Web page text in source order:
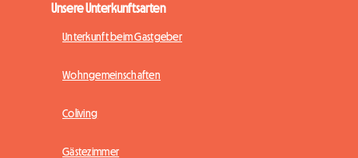
Unsere Unterkunftsarten
Unterkunft beim Gastgeber
Wohngemeinschaften
Coliving
Gästezimmer